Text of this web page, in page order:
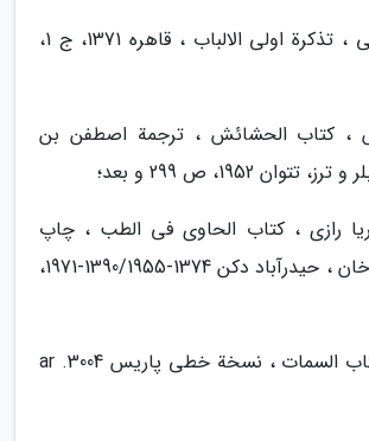
(7) داوود انطاکی ، تذکرة اولی الالباب ، قاهره 1371، ج 1،
، کتاب الحشائش ، ترجمة اصطفن بن
1952، ص 299 و بعد؛
رازی ، کتاب الحاوی فی الطب ، چاپ
محمد عبدالمعیدخان ، حیدرآباد دکن 1374-1390/1955-1971،
(10) سویدی ، کتاب السمات ، نسخة خطی پاریس 3004. ar